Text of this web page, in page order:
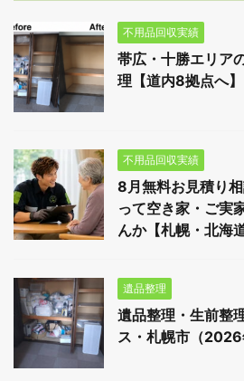
不用品回収実績
帯広・十勝エリア
理【道内8拠点へ】
不用品回収実績
8月無料お見積り
って空き家・ご実
んか【札幌・北海道
遺品整理
遺品整理・生前整
ス・札幌市（2026